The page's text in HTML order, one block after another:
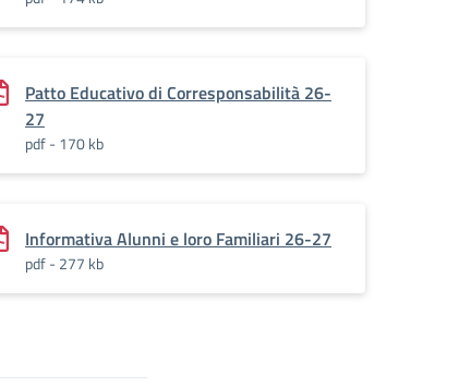
Patto Educativo di Corresponsabilità 26-
27
pdf - 170 kb
Informativa Alunni e loro Familiari 26-27
pdf - 277 kb